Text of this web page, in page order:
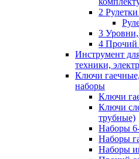
2
3
4 Прочий
Инструмент
техники,
Ключи
наборы
Ключи
Ключи
трубные)
Наборы
Наборы
Наборы